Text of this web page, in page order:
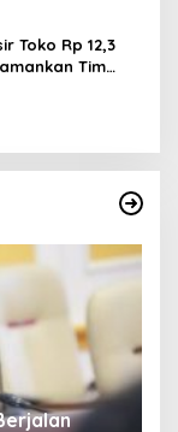
Toko Rp 12,3
Tim